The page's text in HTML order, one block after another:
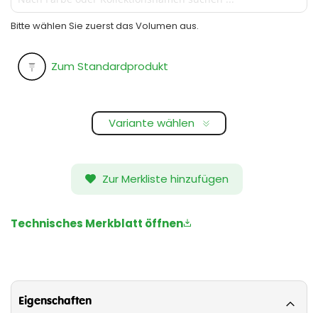
Bitte wählen Sie zuerst das Volumen aus.
Zum Standardprodukt
Variante wählen
Zur Merkliste hinzufügen
Technisches Merkblatt öffnen
Eigenschaften